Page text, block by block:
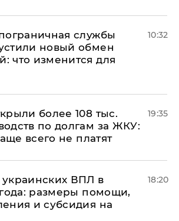
службы
новый обмен
что изменится для
10:32
более 108 тыс.
по долгам за ЖКУ:
всего не платят
19:35
ВПЛ в
года: размеры помощи,
и субсидия на
18:20